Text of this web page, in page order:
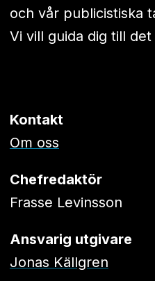
och vår publicistiska
Vi vill guida dig till
Kontakt
Om oss
Chefredaktör
Frasse Levinsson
Ansvarig utgivare
Jonas Källgren